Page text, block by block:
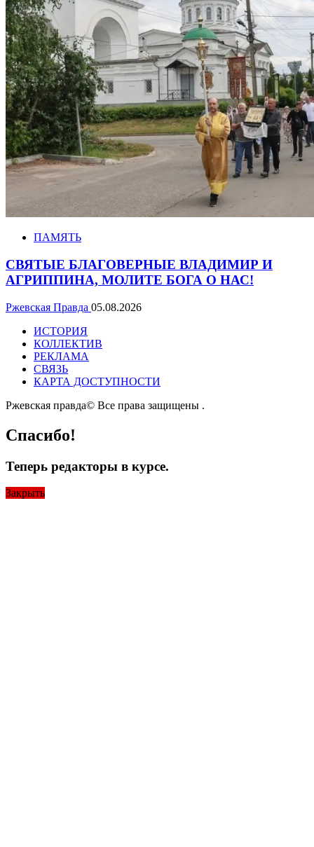
ПАМЯТЬ
СВЯТЫЕ БЛАГОВЕРНЫЕ ВЛАДИМИР И
АГРИППИНА, МОЛИТЕ БОГА О НАС!
Ржевская Правда 05.08.2026
ИСТОРИЯ
КОЛЛЕКТИВ
РЕКЛАМА
СВЯЗЬ
КАРТА ДОСТУПНОСТИ
Ржевская правда© Все права защищены .
Спасибо!
Теперь редакторы в курсе.
Закрыть